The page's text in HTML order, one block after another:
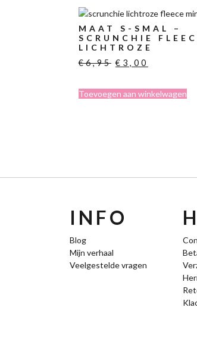
MAAT S-SMAL –
SCRUNCHIE
LICHTROZE
€6,95
was:
€6,95.
€ 3,00
is:
€3,00.
Toevoegen aan winkelwagen
INFO
Blog
Mijn verhaal
Veelgestelde vragen